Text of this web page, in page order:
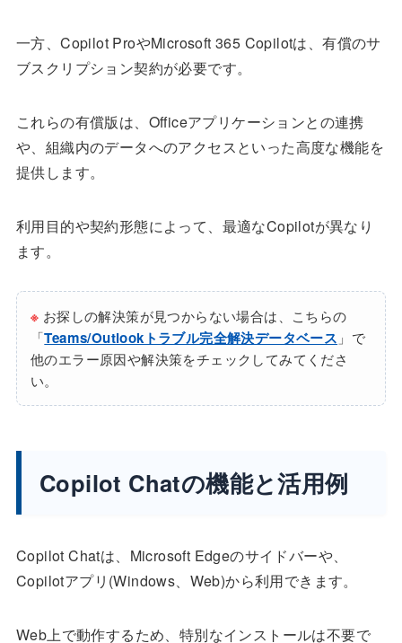
一方、Copilot ProやMicrosoft 365 Copilotは、有償のサ
ブスクリプション契約が必要です。
これらの有償版は、Officeアプリケーションとの連携
や、組織内のデータへのアクセスといった高度な機能を
提供します。
利用目的や契約形態によって、最適なCopilotが異なり
ます。
※ お探しの解決策が見つからない場合は、こちらの
「Teams/Outlookトラブル完全解決データベース 」で
他のエラー原因や解決策をチェックしてみてくださ
い。
Copilot Chatの機能と活用例
Copilot Chatは、Microsoft Edgeのサイドバーや、
Copilotアプリ(Windows、Web)から利用できます。
Web上で動作するため、特別なインストールは不要で